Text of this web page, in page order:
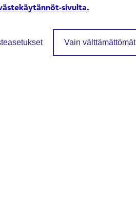
sivulta.
Vain välttämättömät